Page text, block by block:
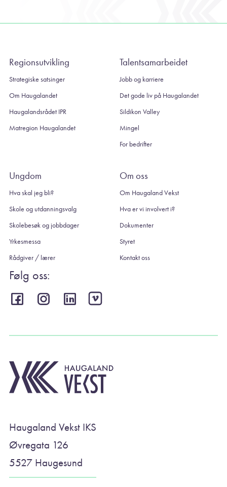
Regionsutvikling
Strategiske satsinger
Om Haugalandet
Haugalandsrådet IPR
Matregion Haugalandet
Talentsamarbeidet
Jobb og karriere
Det gode liv på Haugalandet
Sildikon Valley
Mingel
For bedrifter
Ungdom
Hva skal jeg bli?
Skole og utdanningsvalg
Skolebesøk og jobbdager
Yrkesmessa
Rådgiver / lærer
Om oss
Om Haugaland Vekst
Hva er vi involvert i?
Dokumenter
Styret
Kontakt oss
Følg oss:
Haugaland Vekst IKS
Øvregata 126
5527 Haugesund